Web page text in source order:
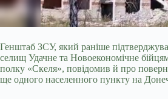
Генштаб ЗСУ, який раніше
селищ Удачне та Новоекономічне
полку «Скеля», повідомив й про
ще одного населенного пункту на